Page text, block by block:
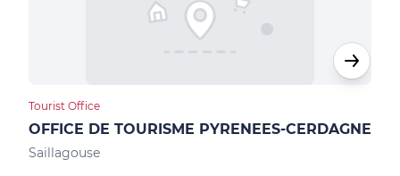
Tourist Office
OFFICE DE TOURISME PYRENEES-CERDAGNE
Saillagouse